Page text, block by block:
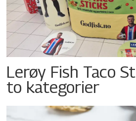
Lerøy Fish Taco
to kategorier